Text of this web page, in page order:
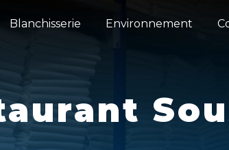
Blanchisserie Environnement